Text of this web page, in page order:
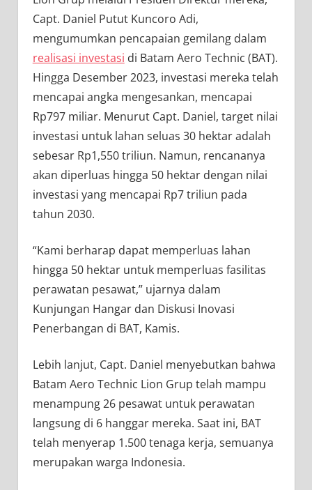
Capt. Daniel Putut Kuncoro Adi,
mengumumkan pencapaian gemilang dalam
realisasi investasi di Batam Aero Technic (BAT).
Hingga Desember 2023, investasi mereka telah
mencapai angka mengesankan, mencapai
Rp797 miliar. Menurut Capt. Daniel, target nilai
investasi untuk lahan seluas 30 hektar adalah
sebesar Rp1,550 triliun. Namun, rencananya
akan diperluas hingga 50 hektar dengan nilai
investasi yang mencapai Rp7 triliun pada
tahun 2030.
“Kami berharap dapat memperluas lahan
hingga 50 hektar untuk memperluas fasilitas
perawatan pesawat,” ujarnya dalam
Kunjungan Hangar dan Diskusi Inovasi
Penerbangan di BAT, Kamis.
Lebih lanjut, Capt. Daniel menyebutkan bahwa
Batam Aero Technic Lion Grup telah mampu
menampung 26 pesawat untuk perawatan
langsung di 6 hanggar mereka. Saat ini, BAT
telah menyerap 1.500 tenaga kerja, semuanya
merupakan warga Indonesia.